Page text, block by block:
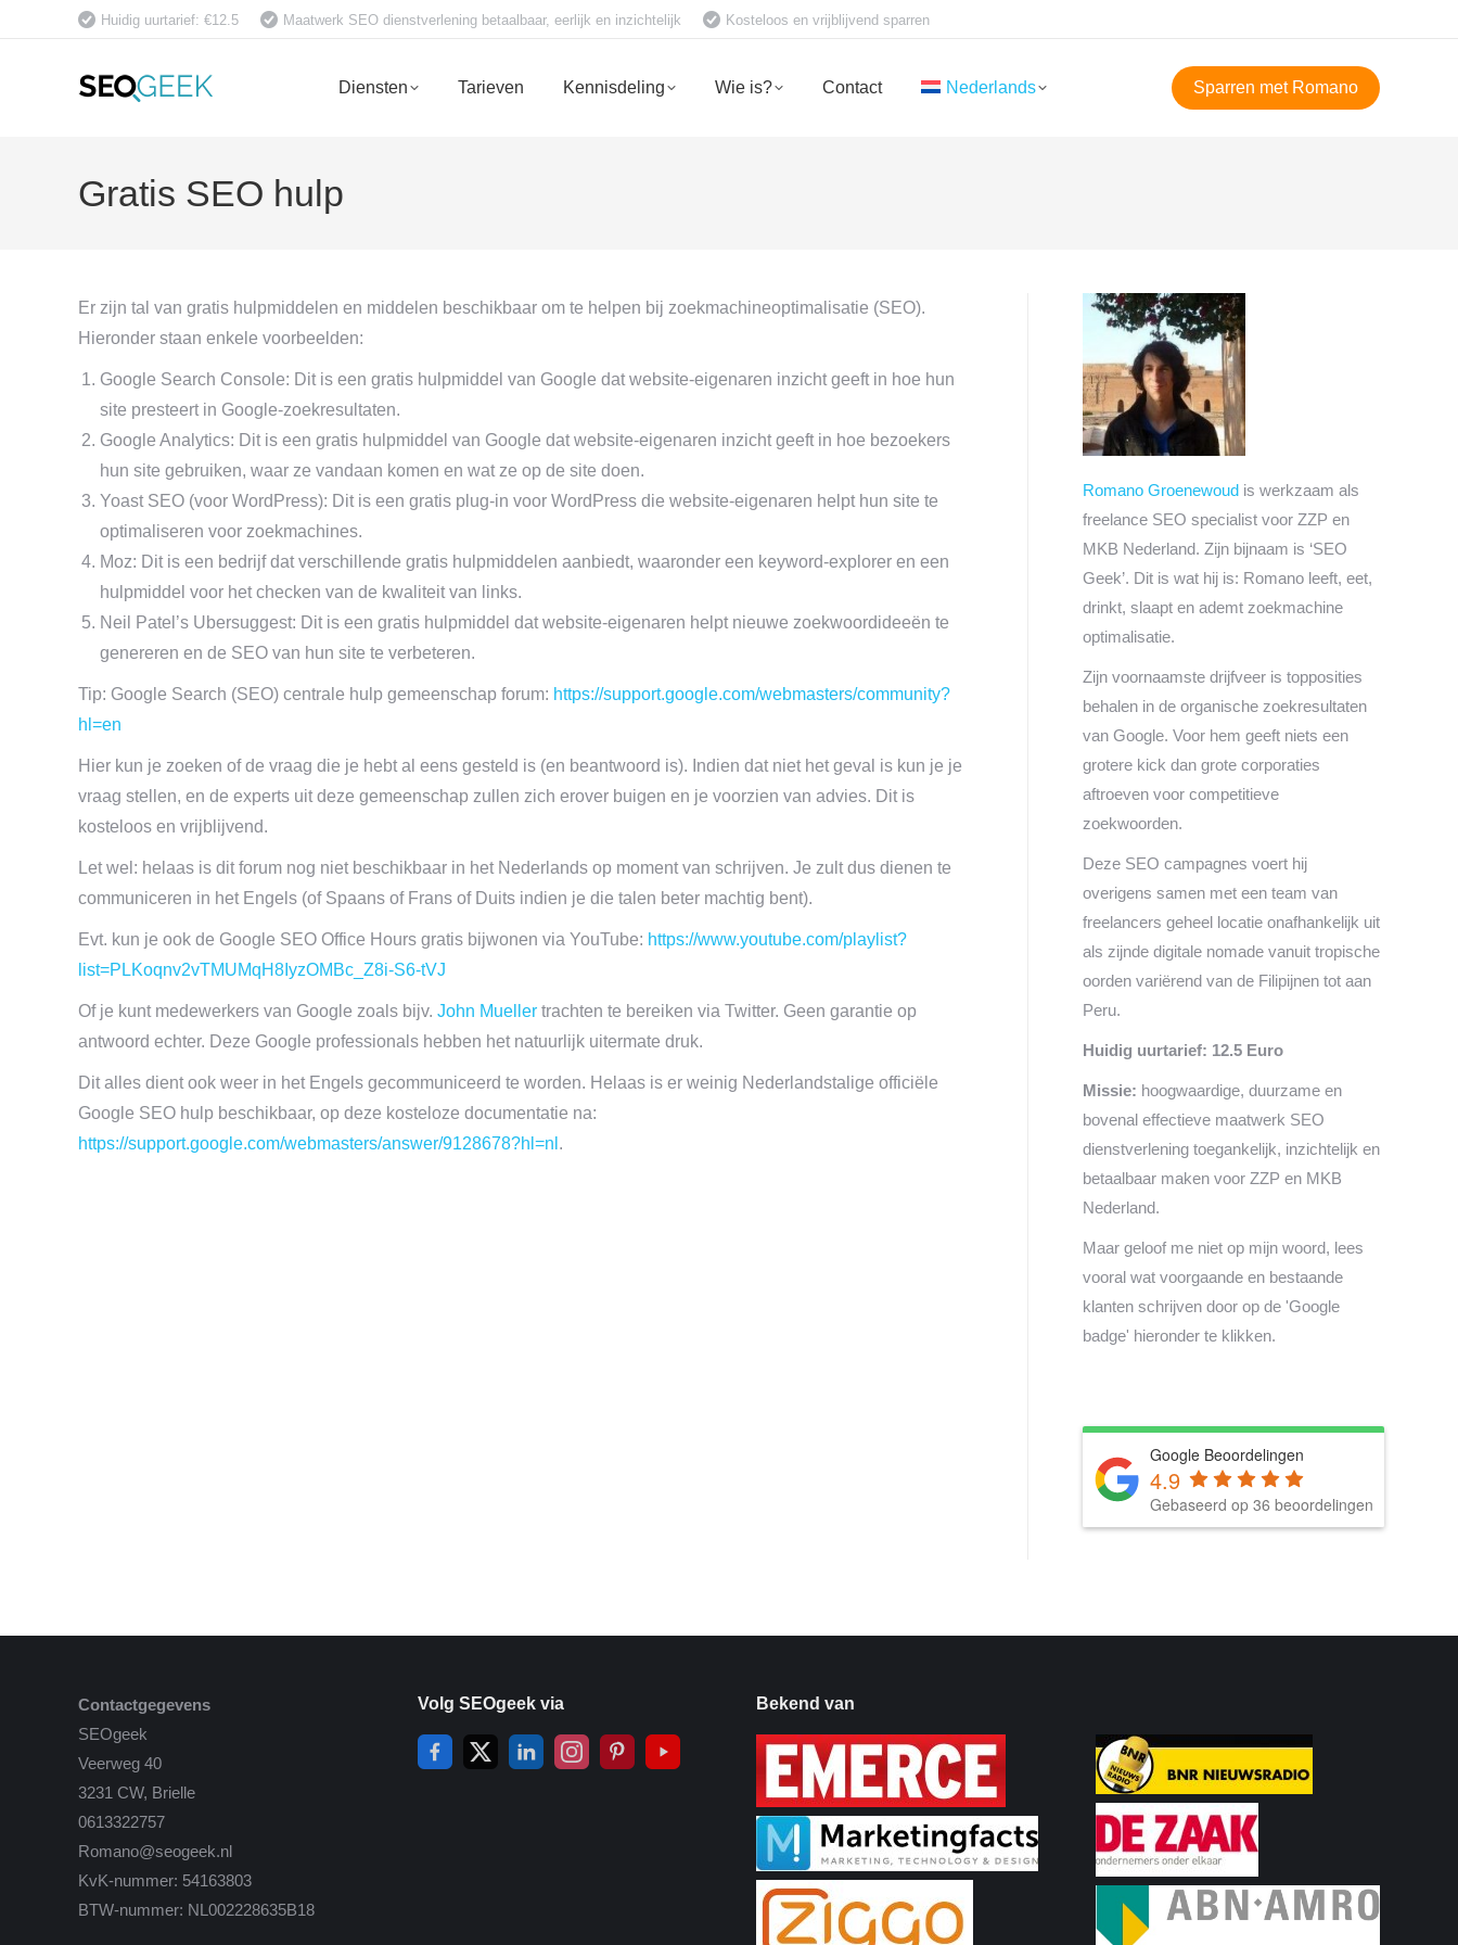
Huidig uurtarief: €12.5 Maatwerk SEO dienstverlening betaalbaar, eerlijk en inzichtelijk Kosteloos en vrijblijvend sparren
Diensten Tarieven Kennisdeling Wie is? Contact Nederlands Sparren met Romano
Gratis SEO hulp
Er zijn tal van gratis hulpmiddelen en middelen beschikbaar om te helpen bij zoekmachineoptimalisatie (SEO).
Hieronder staan enkele voorbeelden:
Google Search Console: Dit is een gratis hulpmiddel van Google dat website-eigenaren inzicht geeft in hoe hun
site presteert in Google-zoekresultaten.
Google Analytics: Dit is een gratis hulpmiddel van Google dat website-eigenaren inzicht geeft in hoe bezoekers
hun site gebruiken, waar ze vandaan komen en wat ze op de site doen.
Yoast SEO (voor WordPress): Dit is een gratis plug-in voor WordPress die website-eigenaren helpt hun site te
optimaliseren voor zoekmachines.
Moz: Dit is een bedrijf dat verschillende gratis hulpmiddelen aanbiedt, waaronder een keyword-explorer en een
hulpmiddel voor het checken van de kwaliteit van links.
Neil Patel’s Ubersuggest: Dit is een gratis hulpmiddel dat website-eigenaren helpt nieuwe zoekwoordideeën te
genereren en de SEO van hun site te verbeteren.
Tip: Google Search (SEO) centrale hulp gemeenschap forum: https://support.google.com/webmasters/community?
hl=en
Hier kun je zoeken of de vraag die je hebt al eens gesteld is (en beantwoord is). Indien dat niet het geval is kun je je
vraag stellen, en de experts uit deze gemeenschap zullen zich erover buigen en je voorzien van advies. Dit is
kosteloos en vrijblijvend.
Let wel: helaas is dit forum nog niet beschikbaar in het Nederlands op moment van schrijven. Je zult dus dienen te
communiceren in het Engels (of Spaans of Frans of Duits indien je die talen beter machtig bent).
Evt. kun je ook de Google SEO Office Hours gratis bijwonen via YouTube: https://www.youtube.com/playlist?
list=PLKoqnv2vTMUMqH8IyzOMBc_Z8i-S6-tVJ
Of je kunt medewerkers van Google zoals bijv. John Mueller trachten te bereiken via Twitter. Geen garantie op
antwoord echter. Deze Google professionals hebben het natuurlijk uitermate druk.
Dit alles dient ook weer in het Engels gecommuniceerd te worden. Helaas is er weinig Nederlandstalige officiële
Google SEO hulp beschikbaar, op deze kosteloze documentatie na:
https://support.google.com/webmasters/answer/9128678?hl=nl .
Romano Groenewoud is werkzaam als
freelance SEO specialist voor ZZP en
MKB Nederland. Zijn bijnaam is ‘SEO
Geek’. Dit is wat hij is: Romano leeft, eet,
drinkt, slaapt en ademt zoekmachine
optimalisatie.
Zijn voornaamste drijfveer is topposities
behalen in de organische zoekresultaten
van Google. Voor hem geeft niets een
grotere kick dan grote corporaties
aftroeven voor competitieve
zoekwoorden.
Deze SEO campagnes voert hij
overigens samen met een team van
freelancers geheel locatie onafhankelijk uit
als zijnde digitale nomade vanuit tropische
oorden variërend van de Filipijnen tot aan
Peru.
Huidig uurtarief: 12.5 Euro
Missie: hoogwaardige, duurzame en
bovenal effectieve maatwerk SEO
dienstverlening toegankelijk, inzichtelijk en
betaalbaar maken voor ZZP en MKB
Nederland.
Maar geloof me niet op mijn woord, lees
vooral wat voorgaande en bestaande
klanten schrijven door op de 'Google
badge' hieronder te klikken.
Google Beoordelingen
4.9
Gebaseerd op 36 beoordelingen
Contactgegevens
SEOgeek
Veerweg 40
3231 CW, Brielle
0613322757
Romano@seogeek.nl
KvK-nummer: 54163803
BTW-nummer: NL002228635B18
Volg SEOgeek via Bekend van